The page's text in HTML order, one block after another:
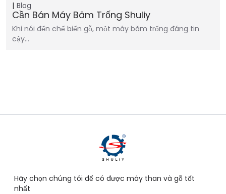
Blog
Cần Bán Máy Băm Trống Shuliy
Khi nói đến chế biến gỗ, một máy băm trống đáng tin
cậy…
Hãy chọn chúng tôi để có được máy than và gỗ tốt
nhất